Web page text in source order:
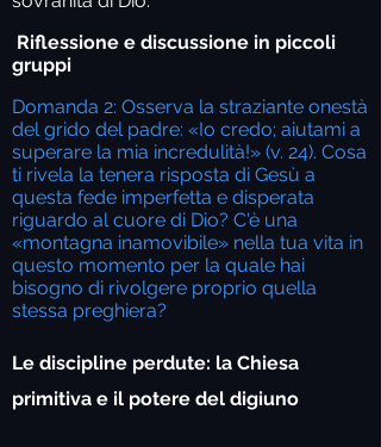
Riflessione e discussione in piccoli
gruppi
Domanda 2: Osserva la straziante onestà
del grido del padre: «Io credo; aiutami a
superare la mia incredulità!» (v. 24). Cosa
ti rivela la tenera risposta di Gesù a
questa fede imperfetta e disperata
riguardo al cuore di Dio? C'è una
«montagna inamovibile» nella tua vita in
questo momento per la quale hai
bisogno di rivolgere proprio quella
stessa preghiera?
Le discipline perdute: la Chiesa
primitiva e il potere del digiuno